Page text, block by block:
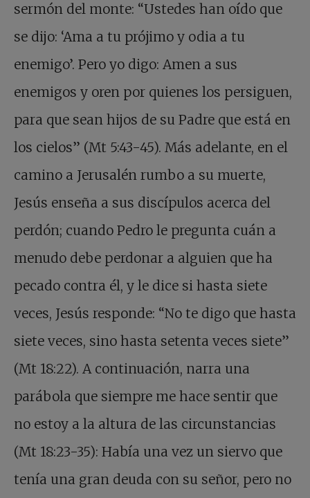
sermón del monte: “Ustedes han oído que
se dijo: ‘Ama a tu prójimo y odia a tu
enemigo’. Pero yo digo: Amen a sus
enemigos y oren por quienes los persiguen,
para que sean hijos de su Padre que está en
los cielos” (Mt 5:43-45). Más adelante, en el
camino a Jerusalén rumbo a su muerte,
Jesús enseña a sus discípulos acerca del
perdón; cuando Pedro le pregunta cuán a
menudo debe perdonar a alguien que ha
pecado contra él, y le dice si hasta siete
veces, Jesús responde: “No te digo que hasta
siete veces, sino hasta setenta veces siete”
(Mt 18:22). A continuación, narra una
parábola que siempre me hace sentir que
no estoy a la altura de las circunstancias
(Mt 18:23-35): Había una vez un siervo que
tenía una gran deuda con su señor, pero no